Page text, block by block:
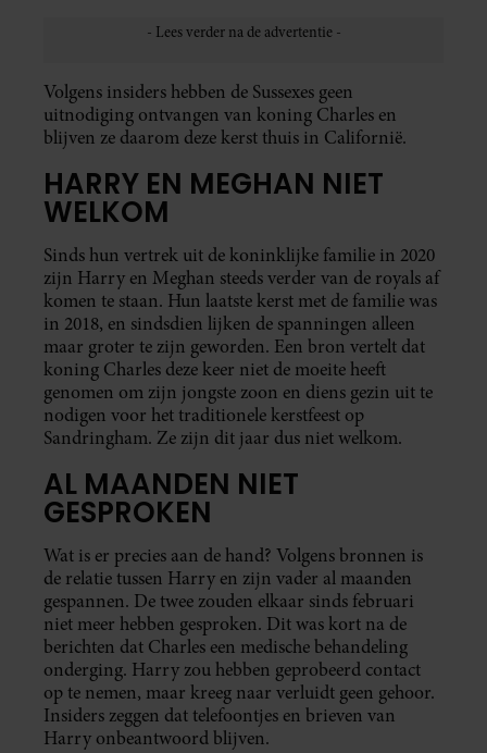
Volgens insiders hebben de Sussexes geen
uitnodiging ontvangen van koning Charles en
blijven ze daarom deze kerst thuis in Californië.
HARRY EN MEGHAN NIET
WELKOM
Sinds hun vertrek uit de koninklijke familie in 2020
zijn Harry en Meghan steeds verder van de royals af
komen te staan. Hun laatste kerst met de familie was
in 2018, en sindsdien lijken de spanningen alleen
maar groter te zijn geworden. Een bron vertelt dat
koning Charles deze keer niet de moeite heeft
genomen om zijn jongste zoon en diens gezin uit te
nodigen voor het traditionele kerstfeest op
Sandringham. Ze zijn dit jaar dus niet welkom.
AL MAANDEN NIET
GESPROKEN
Wat is er precies aan de hand? Volgens bronnen is
de relatie tussen Harry en zijn vader al maanden
gespannen. De twee zouden elkaar sinds februari
niet meer hebben gesproken. Dit was kort na de
berichten dat Charles een medische behandeling
onderging. Harry zou hebben geprobeerd contact
op te nemen, maar kreeg naar verluidt geen gehoor.
Insiders zeggen dat telefoontjes en brieven van
Harry onbeantwoord blijven.